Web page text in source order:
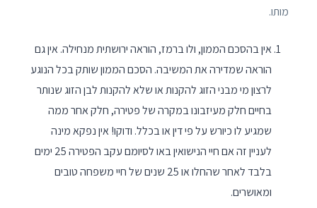
מותו.
אין בהסכם הממון, ולו ברמז, הוראה ירושתית מנחילה. אין גם
הוראה שמדירה את המשיבה. הסכם הממון שותק בכל הנוגע
לרצון מי מבני הזוג להקנות או שלא להקנות לבן הזוג שנותר
בחיים חלק מעיזבונו במקרה של פטירה, חלק אחר ממה
שמגיע לו כיורש על פי דין או בכלל. ודוקו! אין נפקא מינה
לעניין זה אם חיי הנישואין באו לסיומם עקב הפטירה 25 ימים
בלבד לאחר שהחלו או 25 שנים של חיי משפחה טובים
ומאושרים.